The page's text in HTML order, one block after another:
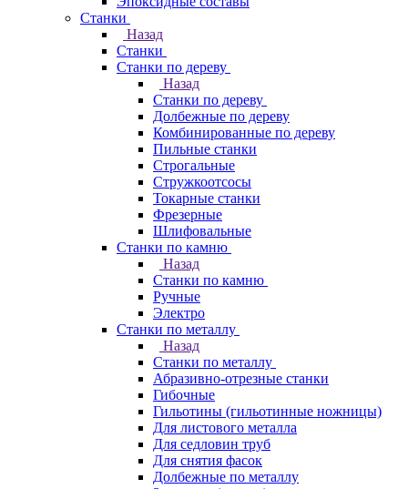
Станки
Назад
Станки
Станки по дереву
Назад
Станки по дереву
Долбежные по дереву
Комбинированные по дереву
Пильные станки
Строгальные
Стружкоотсосы
Токарные станки
Фрезерные
Шлифовальные
Станки по камню
Назад
Станки по камню
Ручные
Электро
Станки по металлу
Назад
Станки по металлу
Абразивно-отрезные станки
Гибочные
Гильотины (гильотинные ножницы)
Для листового металла
Для седловин труб
Для снятия фасок
Долбежные по металлу